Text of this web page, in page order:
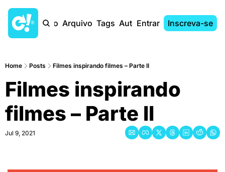
Início Arquivo Tags AutoresEntrar Inscreva-se
Home Posts Filmes inspirando filmes – Parte II
Filmes inspirando
filmes – Parte II
Jul 9, 2021